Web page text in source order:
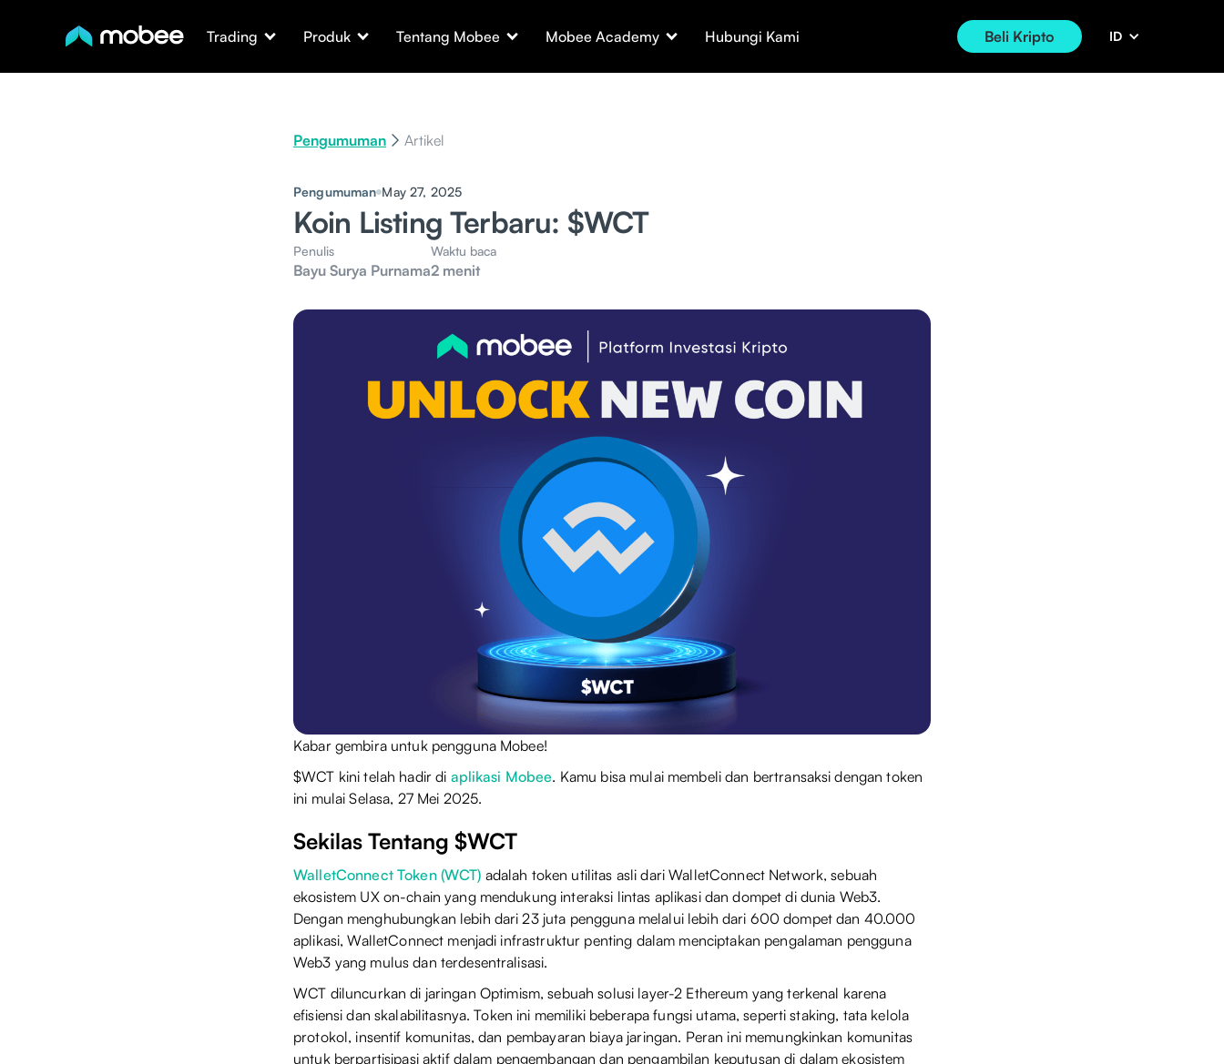
Trading Produk Tentang Mobee Mobee Academy Hubungi Kami Beli Kripto ID
Pengumuman Artikel
Pengumuman May 27, 2025
Koin Listing Terbaru: $WCT
Penulis
Bayu Surya Purnama
Waktu baca
2 menit
Kabar gembira untuk pengguna Mobee!
$WCT kini telah hadir di aplikasi Mobee. Kamu bisa mulai membeli dan bertransaksi dengan token
ini mulai Selasa, 27 Mei 2025.
Sekilas Tentang $WCT
WalletConnect Token (WCT) adalah token utilitas asli dari WalletConnect Network, sebuah
ekosistem UX on-chain yang mendukung interaksi lintas aplikasi dan dompet di dunia Web3.
Dengan menghubungkan lebih dari 23 juta pengguna melalui lebih dari 600 dompet dan 40.000
aplikasi, WalletConnect menjadi infrastruktur penting dalam menciptakan pengalaman pengguna
Web3 yang mulus dan terdesentralisasi.
WCT diluncurkan di jaringan Optimism, sebuah solusi layer-2 Ethereum yang terkenal karena
efisiensi dan skalabilitasnya. Token ini memiliki beberapa fungsi utama, seperti staking, tata kelola
protokol, insentif komunitas, dan pembayaran biaya jaringan. Peran ini memungkinkan komunitas
untuk berpartisipasi aktif dalam pengembangan dan pengambilan keputusan di dalam ekosistem